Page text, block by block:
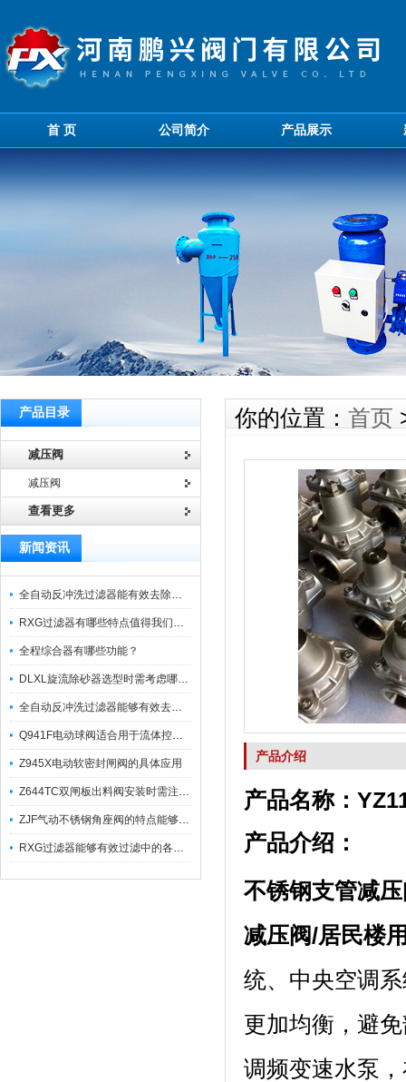
首 页 公司简介 产品展示
产品目录
减压阀
减压阀
查看更多
新闻资讯
全自动反冲洗过滤器能有效去除过滤介质上的杂质
RXG过滤器有哪些特点值得我们选择？
全程综合器有哪些功能？
DLXL旋流除砂器选型时需考虑哪些因素？
全自动反冲洗过滤器能够有效去除不同粒径的固体杂
Q941F电动球阀适合用于流体控制需要迅速反应的场合
Z945X电动软密封闸阀的具体应用
Z644TC双闸板出料阀安装时需注意哪些事项？
ZJF气动不锈钢角座阀的特点能够稳定地控制介质流量
RXG过滤器能够有效过滤中的各种杂质
你的位置： 首页
产品介绍
产品名称：
产品介绍：
不锈钢支管减
减压阀/居民楼
统、中央空调
更加均衡，避
调频变速水泵